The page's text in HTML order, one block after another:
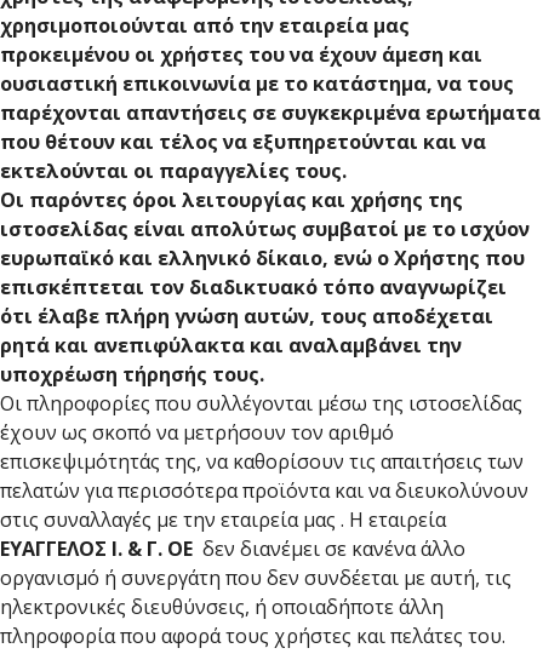
χρησιμοποιούνται από την εταιρεία μας
προκειμένου οι χρήστες του να έχουν άμεση και
ουσιαστική επικοινωνία με το κατάστημα, να τους
παρέχονται απαντήσεις σε συγκεκριμένα ερωτήματα
που θέτουν και τέλος να εξυπηρετούνται και να
εκτελούνται οι παραγγελίες τους.
Οι παρόντες όροι λειτουργίας και χρήσης της
ιστοσελίδας είναι απολύτως συμβατοί με το ισχύον
ευρωπαϊκό και ελληνικό δίκαιο, ενώ ο Χρήστης που
επισκέπτεται τον διαδικτυακό τόπο αναγνωρίζει
ότι έλαβε πλήρη γνώση αυτών, τους αποδέχεται
ρητά και ανεπιφύλακτα και αναλαμβάνει την
υποχρέωση τήρησής τους.
Οι πληροφορίες που συλλέγονται μέσω της ιστοσελίδας
έχουν ως σκοπό να μετρήσουν τον αριθμό
επισκεψιμότητάς της, να καθορίσουν τις απαιτήσεις των
πελατών για περισσότερα προϊόντα και να διευκολύνουν
στις συναλλαγές με την εταιρεία μας . Η εταιρεία
ΕΥΑΓΓΕΛΟΣ Ι. & Γ. ΟΕ δεν διανέμει σε κανένα άλλο
οργανισμό ή συνεργάτη που δεν συνδέεται με αυτή, τις
ηλεκτρονικές διευθύνσεις, ή οποιαδήποτε άλλη
πληροφορία που αφορά τους χρήστες και πελάτες του.